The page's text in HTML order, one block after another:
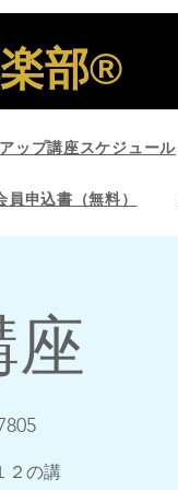
部®︎
ップ講座スケジュール
員申込書（無料）
座
２の講